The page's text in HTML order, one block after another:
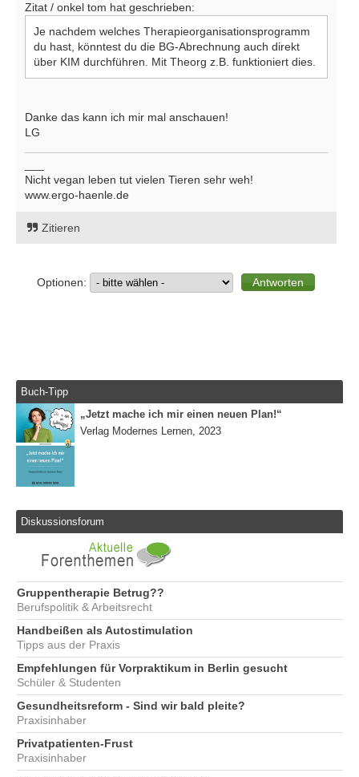
Zitat / onkel tom hat geschrieben:
Je nachdem welches Therapieorganisationsprogramm
du hast, könntest du die BG-Abrechnung auch direkt
über KIM durchführen. Mit Theorg z.B. funktioniert dies.
Danke das kann ich mir mal anschauen!
LG
Nicht vegan leben tut vielen Tieren sehr weh!
www.ergo-haenle.de
Zitieren
Optionen:
Buch-Tipp
„Jetzt mache ich mir einen neuen Plan!“
Verlag Modernes Lernen, 2023
Diskussionsforum
Gruppentherapie Betrug??
Berufspolitik & Arbeitsrecht
Handbeißen als Autostimulation
Tipps aus der Praxis
Empfehlungen für Vorpraktikum in Berlin gesucht
Schüler & Studenten
Gesundheitsreform - Sind wir bald pleite?
Praxisinhaber
Privatpatienten-Frust
Praxisinhaber